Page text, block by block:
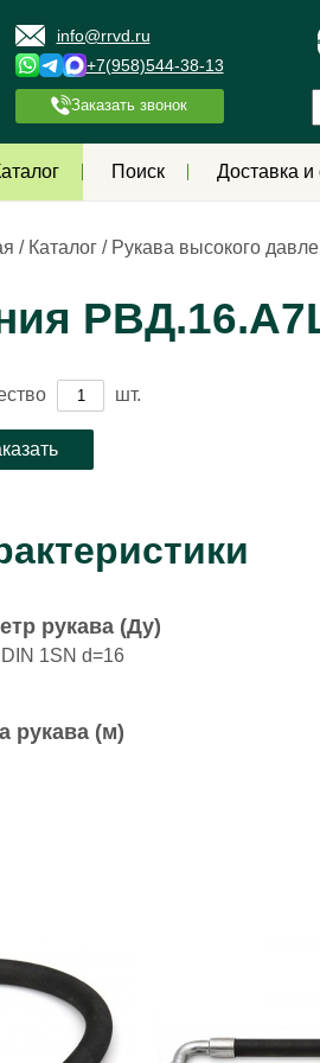
info@rrvd.ru
+7(958)544-38-13
Заказать звонок
Поиск Доставка и
/ Каталог / Рукава высокого
шт.
рукава (Ду)
1SN d=16
рукава (м)